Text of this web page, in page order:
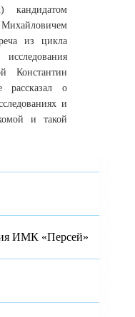
из цикла
Константин
рассказал о
и
и такой
ИМК «Персей»